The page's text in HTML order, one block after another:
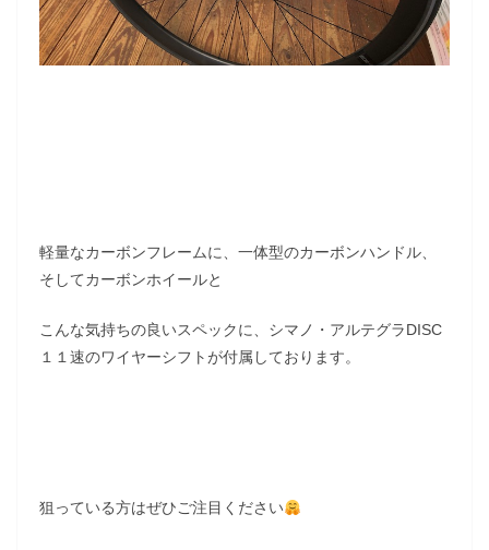
軽量なカーボンフレームに、一体型のカーボンハンドル、
そしてカーボンホイールと
こんな気持ちの良いスペックに、シマノ・アルテグラDISC
１１速のワイヤーシフトが付属しております。
狙っている方はぜひご注目ください